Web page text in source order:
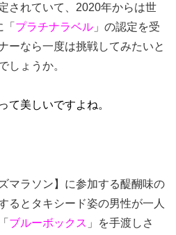
されていて、2020年からは世
プラチナラベル 」の認定を受
ーなら一度は挑戦してみたいと
しょうか。
て美しいですよね。
マラソン】に参加する醍醐味の
るとタキシード姿の男性が一人
ブルーボックス 」を手渡しさ